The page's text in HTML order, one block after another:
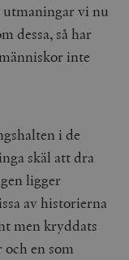
utmaningar vi nu
dessa, så har
inte
i de
skäl att dra
ligger
av historierna
men kryddats
en som